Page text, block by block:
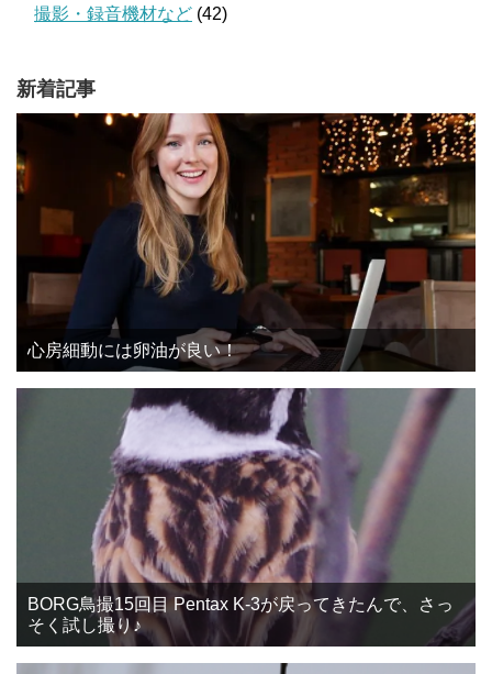
撮影・録音機材など (42)
新着記事
心房細動には卵油が良い！
BORG鳥撮15回目 Pentax K-3が戻ってきたんで、さっ
そく試し撮り♪